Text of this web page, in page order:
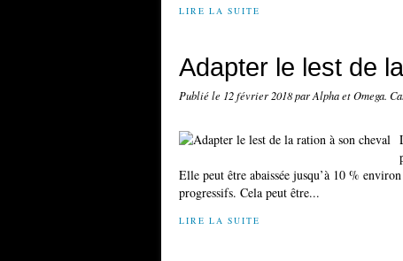
LIRE LA SUITE
Adapter le lest de
Publié le 12 février 2018par Alpha et Omega.
Elle peut être abaissée jusqu’à 10 %
progressifs. Cela peut être...
LIRE LA SUITE